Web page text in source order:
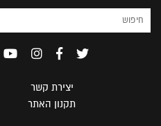
יצירת קשר
תקנון האתר